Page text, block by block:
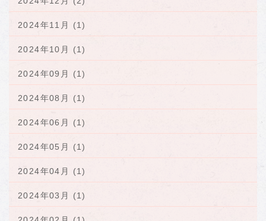
2024年11月 (1)
2024年10月 (1)
2024年09月 (1)
2024年08月 (1)
2024年06月 (1)
2024年05月 (1)
2024年04月 (1)
2024年03月 (1)